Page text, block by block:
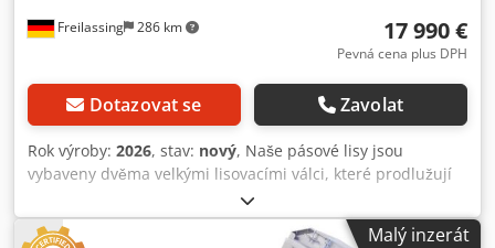
Freilassing 286 km 17 990 €
Pevná cena plus DPH
Dotazovat se Zavolat
Rok výroby: 2026, stav: nový, Naše pásové lisy jsou
vybaveny dvěma velkými lisovacími válci, které prodlužují
proces lisování a zajišťují tak obzvláště šetrnou extrakci
šťávy. Výsledkem je čirá šťáva bez pěny vysoké kvality.
Pneumatické napínání pásu a automatické řízení pásu
Malý inzerát